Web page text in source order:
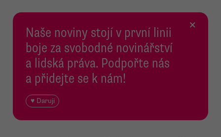
Naše noviny stojí v první linii
boje za svobodné novinářství
a lidská práva. Podpořte nás
a přidejte se k nám!
♥ Daruji
×